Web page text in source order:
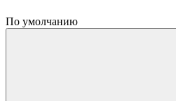
По умолчанию